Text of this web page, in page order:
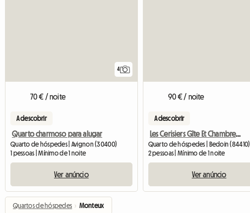
4
70 € / noite
A descobrir
Quarto charmoso para alugar
Quarto de hóspedes | Avignon (30400)
1 pessoas | Mínimo de 1 noite
Ver anúncio
90 € / noite
A descobrir
Les Cerisiers Gîte Et Chambre D'Hotes
Quarto de hóspedes | Bedoin (84410)
2 pessoas | Mínimo de 1 noite
Ver anúncio
Quartos de hóspedes › Monteux